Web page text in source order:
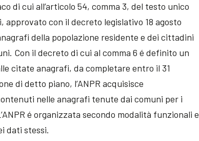
di cui all’articolo 54, comma 3, del testo unico
approvato con il decreto legislativo 18 agosto
della popolazione residente e dei cittadini
Con il decreto di cui al comma 6 é definito un
citate anagrafi, da completare entro il 31
di detto piano, l’ANPR acquisisce
nelle anagrafi tenute dai comuni per i
é organizzata secondo modalità funzionali e
dati stessi.